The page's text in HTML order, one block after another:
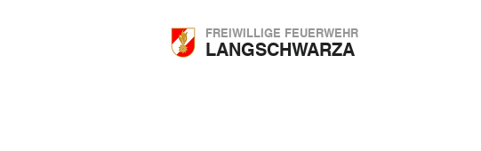
FREIWILLIGE FEUERWEHR
LANGSCHWARZA